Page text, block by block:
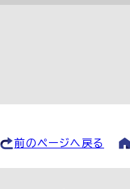
前のページへ戻る